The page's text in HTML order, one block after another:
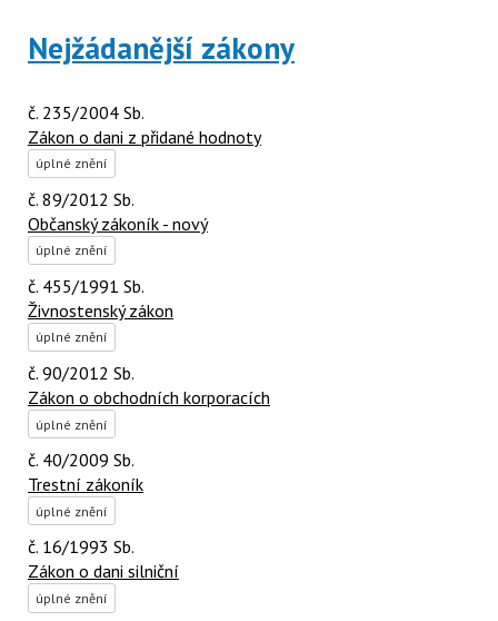
Nejžádanější zákony
č. 235/2004 Sb.
Zákon o dani z přidané hodnoty
úplné znění
č. 89/2012 Sb.
Občanský zákoník - nový
úplné znění
č. 455/1991 Sb.
Živnostenský zákon
úplné znění
č. 90/2012 Sb.
Zákon o obchodních korporacích
úplné znění
č. 40/2009 Sb.
Trestní zákoník
úplné znění
č. 16/1993 Sb.
Zákon o dani silniční
úplné znění